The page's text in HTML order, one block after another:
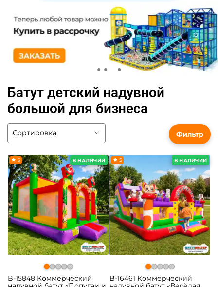
Батут детский надувной
большой для бизнеса
В НАЛИЧИИ
5
B-15848 Коммерческий
В НАЛИЧИИ
5
B-16461 Коммерческий
Фильтр